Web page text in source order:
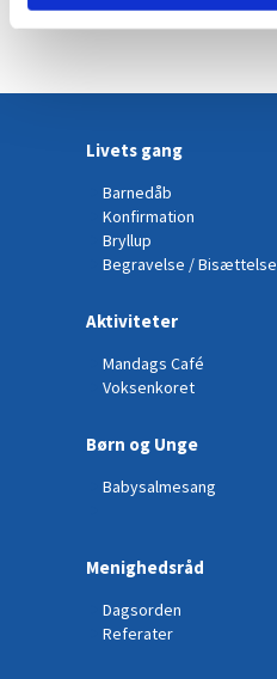
Livets gang
Barnedåb
Konfirmation
Bryllup
Begravelse / Bisættelse
Aktiviteter
Mandags Café
Voksenkoret
Børn og Unge
Babysalmesang
Menighedsråd
Dagsorden
Referater